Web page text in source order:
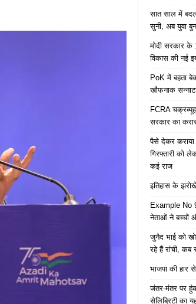
सात साल में
सुनी, अब युवा
मोदी सरकार के
विकास की नई
PoK में बहता
खौफनाक
FCRA चक्रव्यूह
सरकार का
पैसे देकर कराया
गिरफ्तारी को
कई राज
इतिहास के
Example No
नेताओं ने बच्चों
जुनैद भाई को
रहे हैं रांची, कब
भाजपा की हार
जंतर-मंतर पर
सेलिब्रिटी का